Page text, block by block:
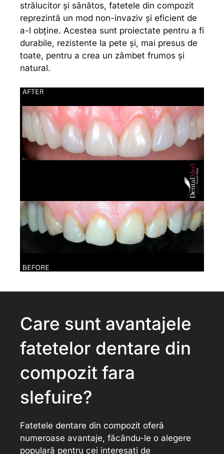
strălucitor și sănătos, fatetele din compozit
reprezintă un mod non-invaziv și eficient de
a-l obține. Acestea sunt proiectate pentru a fi
durabile, rezistente la pete și, mai presus de
toate, pentru a crea un zâmbet frumos și
natural.
Care sunt avantajele
fatetelor dentare din
compozit fara
slefuire?
Fatetele dentare din compozit oferă
numeroase avantaje, făcându-le o alegere
populară pentru cei interesați de